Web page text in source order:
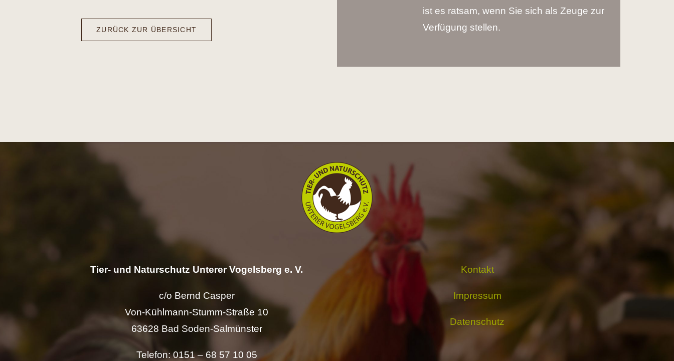
ZURÜCK ZUR ÜBERSICHT
ist es ratsam, wenn Sie sich als Zeuge zur
Verfügung stellen.
Tier- und Naturschutz Unterer Vogelsberg e. V.
c/o Bernd Casper
Von-Kühlmann-Stumm-Straße 10
63628 Bad Soden-Salmünster
Telefon: 0151 – 68 57 10 05
Kontakt
Impressum
Datenschutz